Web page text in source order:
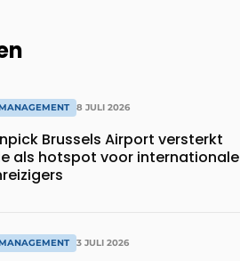
8 JULI 2026
Brussels Airport versterkt
als hotspot voor internationale
3 JULI 2026